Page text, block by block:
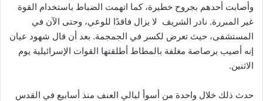
وأصابت أحدهم بجروح خطيرة، كما اتهمت الضباط باستخدام القوة
غير المبررة. نادر الشريف لا يزال فاقدًا للوعي، وحتى الآن في
المستشفى، حيث تعرض لكسر في الجمجمة. بعد أن قال شهود عيان
إنه أصيب برصاصة مغلفة بالمطاط أطلقتها القوات الإسرائيلية يوم
الاثنين.
حدث ذلك خلال واحدة من أسوأ ليالي العنف منذ أسابيع في القدس